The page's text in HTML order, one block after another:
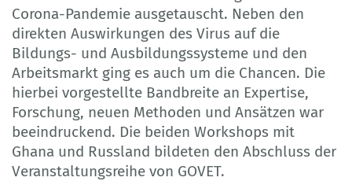
Corona-Pandemie ausgetauscht. Neben den
direkten Auswirkungen des Virus auf die
Bildungs- und Ausbildungssysteme und den
Arbeitsmarkt ging es auch um die Chancen. Die
hierbei vorgestellte Bandbreite an Expertise,
Forschung, neuen Methoden und Ansätzen war
beeindruckend. Die beiden Workshops mit
Ghana und Russland bildeten den Abschluss der
Veranstaltungsreihe von GOVET.